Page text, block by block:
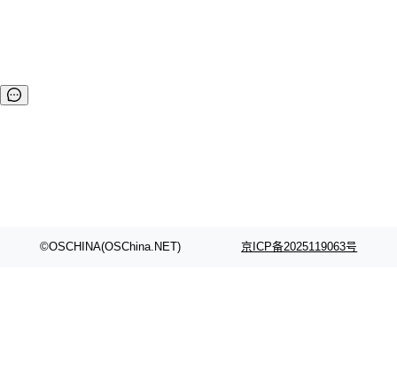
©OSCHINA(OSChina.NET) 京ICP备2025119063号